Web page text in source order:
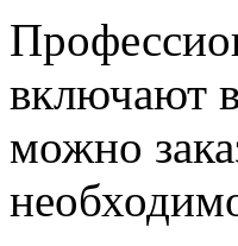
включают
можно